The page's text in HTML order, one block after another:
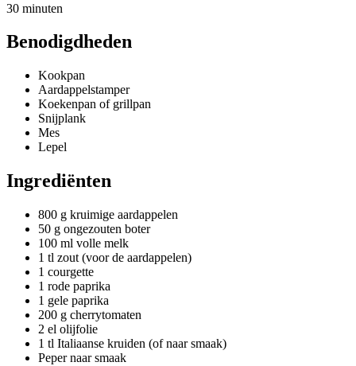
30 minuten
Benodigdheden
Kookpan
Aardappelstamper
Koekenpan of grillpan
Snijplank
Mes
Lepel
Ingrediënten
800 g kruimige aardappelen
50 g ongezouten boter
100 ml volle melk
1 tl zout (voor de aardappelen)
1 courgette
1 rode paprika
1 gele paprika
200 g cherrytomaten
2 el olijfolie
1 tl Italiaanse kruiden (of naar smaak)
Peper naar smaak